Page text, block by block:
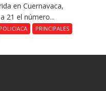
en Cuernavaca,
21 el número...
POLICIACA PRINCIPALES